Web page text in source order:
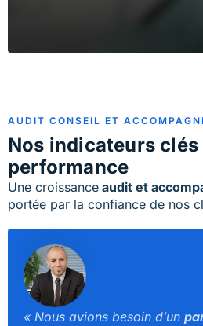
AUDIT CONSEIL ET
Nos indicateurs clés
performance
Une croissance audit et
portée par la confiance de nos
« Nous avions besoin d’un